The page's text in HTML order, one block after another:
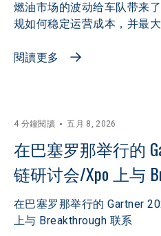
燃油市场的波动给车队带来
规如何稳定运营成本，并最
閱讀更多
4 分鐘閱讀 五月 8, 2026
在巴塞罗那举行的
链研讨会/Xpo 上与
在巴塞罗那举行的 Gartner
上与 Breakthrough 联系